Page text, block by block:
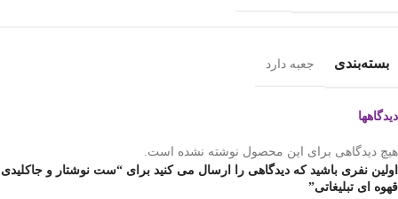
بسته‌بندی جعبه دارد
دیدگاهها
هیچ دیدگاهی برای این محصول نوشته نشده است.
اولین نفری باشید که دیدگاهی را ارسال می کنید برای “ست نوشتار و جاکلیدی
قهوه ای تبلیغاتی”